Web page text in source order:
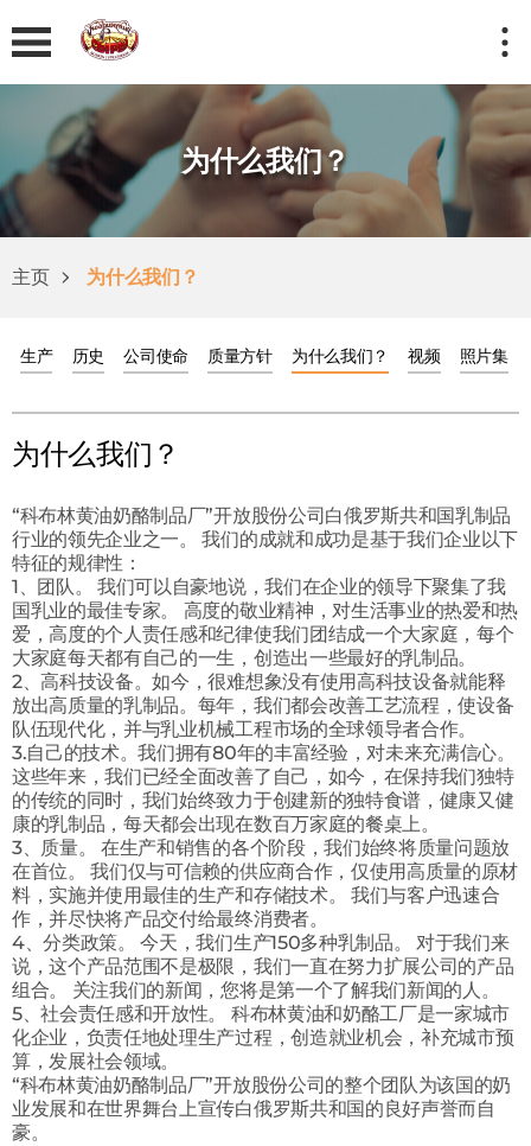
为什么我们？
主页 为什么我们？
为什么我们？
“科布林黄油奶酪制品厂”开放股份公司白俄罗斯共和国乳制品
行业的领先企业之一。 我们的成就和成功是基于我们企业以下
特征的规律性：
1、团队。 我们可以自豪地说，我们在企业的领导下聚集了我
国乳业的最佳专家。 高度的敬业精神，对生活事业的热爱和热
爱，高度的个人责任感和纪律使我们团结成一个大家庭，每个
大家庭每天都有自己的一生，创造出一些最好的乳制品。
2、高科技设备。如今，很难想象没有使用高科技设备就能释
放出高质量的乳制品。每年，我们都会改善工艺流程，使设备
队伍现代化，并与乳业机械工程市场的全球领导者合作。
3.自己的技术。我们拥有80年的丰富经验，对未来充满信心。
这些年来，我们已经全面改善了自己，如今，在保持我们独特
的传统的同时，我们始终致力于创建新的独特食谱，健康又健
康的乳制品，每天都会出现在数百万家庭的餐桌上。
3、质量。 在生产和销售的各个阶段，我们始终将质量问题放
在首位。 我们仅与可信赖的供应商合作，仅使用高质量的原材
料，实施并使用最佳的生产和存储技术。 我们与客户迅速合
作，并尽快将产品交付给最终消费者。
4、分类政策。 今天，我们生产150多种乳制品。 对于我们来
说，这个产品范围不是极限，我们一直在努力扩展公司的产品
组合。 关注我们的新闻，您将是第一个了解我们新闻的人。
5、社会责任感和开放性。 科布林黄油和奶酪工厂是一家城市
化企业，负责任地处理生产过程，创造就业机会，补充城市预
算，发展社会领域。
“科布林黄油奶酪制品厂”开放股份公司的整个团队为该国的奶
业发展和在世界舞台上宣传白俄罗斯共和国的良好声誉而自
豪。
生产 历史 公司使命 质量方针 为什么我们？ 视频 照片集